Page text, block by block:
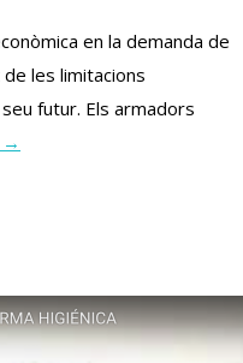
en la demanda de
les limitacions
futur. Els armadors
→